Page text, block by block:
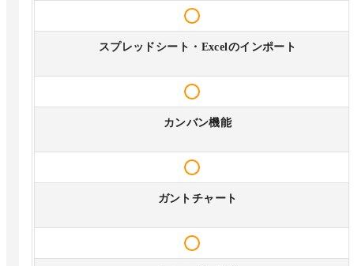
スプレッドシート・Excelのインポート
カンバン機能
ガントチャート